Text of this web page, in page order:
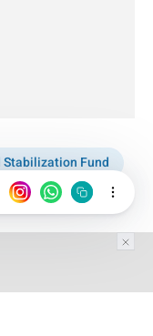
Stabilization Fund
SBN